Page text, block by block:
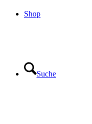
Shop
Suche